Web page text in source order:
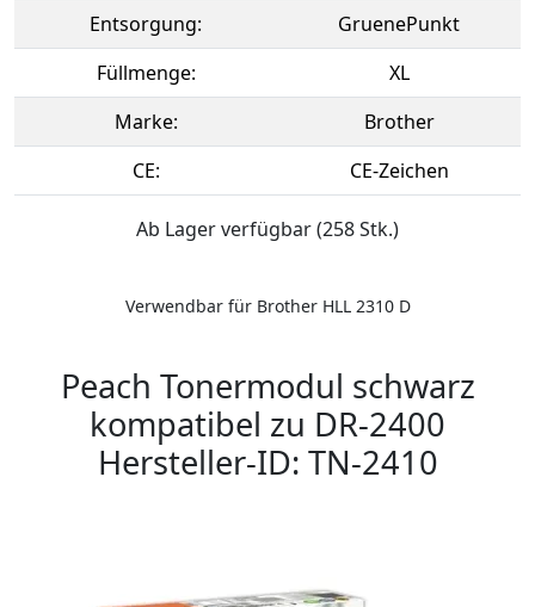
Entsorgung:
GruenePunkt
Füllmenge:
XL
Marke:
Brother
CE:
CE-Zeichen
Ab Lager verfügbar (258 Stk.)
Verwendbar für Brother HLL 2310 D
Peach Tonermodul schwarz
kompatibel zu DR-2400
Hersteller-ID: TN-2410